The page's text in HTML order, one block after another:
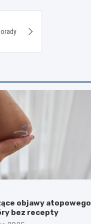
objawy atopowego
bez recepty